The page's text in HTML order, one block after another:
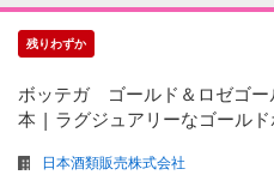
残りわずか
ボッテガ ゴールド＆ロゼゴ
本 | ラグジュアリーなゴールド
日本酒類販売株式会社